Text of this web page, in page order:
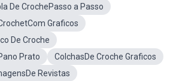
De CrochePasso a Passo
Graficos
De Croche
Prato
ColchasDe Croche Graficos
Revistas